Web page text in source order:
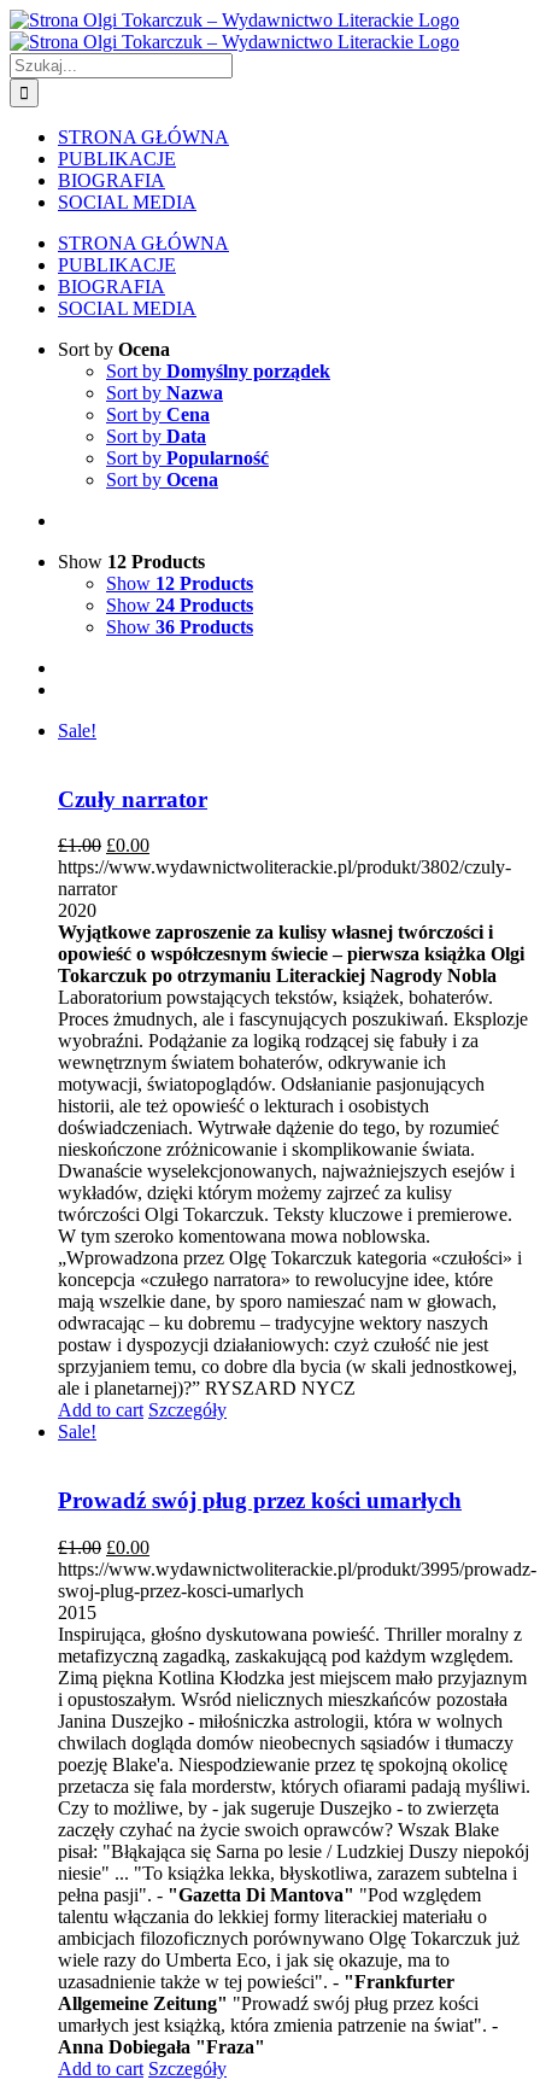
Skip
to
content
Szukaj
STRONA GŁÓWNA
PUBLIKACJE
BIOGRAFIA
SOCIAL MEDIA
STRONA GŁÓWNA
PUBLIKACJE
BIOGRAFIA
SOCIAL MEDIA
Sort by Ocena
Sort by Domyślny porządek
Sort by Nazwa
Sort by Cena
Sort by Data
Sort by Popularność
Sort by Ocena
Show 12 Products
Show 12 Products
Show 24 Products
Show 36 Products
Sale!
Czuły narrator
£1.00 £0.00
https://www.wydawnictwoliterackie.pl/produkt/3802/czuly-
narrator
2020
Wyjątkowe zaproszenie za kulisy własnej twórczości i
opowieść o współczesnym świecie – pierwsza książka Olgi
Tokarczuk po otrzymaniu Literackiej Nagrody Nobla
Laboratorium powstających tekstów, książek, bohaterów.
Proces żmudnych, ale i fascynujących poszukiwań. Eksplozje
wyobraźni. Podążanie za logiką rodzącej się fabuły i za
wewnętrznym światem bohaterów, odkrywanie ich
motywacji, światopoglądów. Odsłanianie pasjonujących
historii, ale też opowieść o lekturach i osobistych
doświadczeniach. Wytrwałe dążenie do tego, by rozumieć
nieskończone zróżnicowanie i skomplikowanie świata.
Dwanaście wyselekcjonowanych, najważniejszych esejów i
wykładów, dzięki którym możemy zajrzeć za kulisy
twórczości Olgi Tokarczuk. Teksty kluczowe i premierowe.
W tym szeroko komentowana mowa noblowska.
„Wprowadzona przez Olgę Tokarczuk kategoria «czułości» i
koncepcja «czułego narratora» to rewolucyjne idee, które
mają wszelkie dane, by sporo namieszać nam w głowach,
odwracając – ku dobremu – tradycyjne wektory naszych
postaw i dyspozycji działaniowych: czyż czułość nie jest
sprzyjaniem temu, co dobre dla bycia (w skali jednostkowej,
ale i planetarnej)?” RYSZARD NYCZ
Add to cart Szczegóły
Sale!
Prowadź swój pług przez kości umarłych
£1.00 £0.00
https://www.wydawnictwoliterackie.pl/produkt/3995/prowadz-
swoj-plug-przez-kosci-umarlych
2015
Inspirująca, głośno dyskutowana powieść. Thriller moralny z
metafizyczną zagadką, zaskakującą pod każdym względem.
Zimą piękna Kotlina Kłodzka jest miejscem mało przyjaznym
i opustoszałym. Wsród nielicznych mieszkańców pozostała
Janina Duszejko - miłośniczka astrologii, która w wolnych
chwilach dogląda domów nieobecnych sąsiadów i tłumaczy
poezję Blake'a. Niespodziewanie przez tę spokojną okolicę
przetacza się fala morderstw, których ofiarami padają myśliwi.
Czy to możliwe, by - jak sugeruje Duszejko - to zwierzęta
zaczęły czyhać na życie swoich oprawców? Wszak Blake
pisał: "Błąkająca się Sarna po lesie / Ludzkiej Duszy niepokój
niesie" ... "To książka lekka, błyskotliwa, zarazem subtelna i
pełna pasji". - "Gazetta Di Mantova" "Pod względem
talentu włączania do lekkiej formy literackiej materiału o
ambicjach filozoficznych porównywano Olgę Tokarczuk już
wiele razy do Umberta Eco, i jak się okazuje, ma to
uzasadnienie także w tej powieści". - "Frankfurter
Allgemeine Zeitung" "Prowadź swój pług przez kości
umarłych jest książką, która zmienia patrzenie na świat". -
Anna Dobiegała "Fraza"
Add to cart Szczegóły